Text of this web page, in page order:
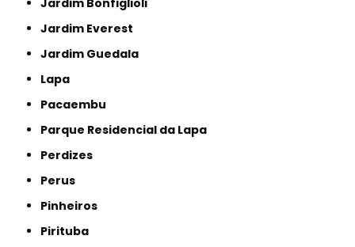
Jardim Bonfiglioli
Jardim Everest
Jardim Guedala
Lapa
Pacaembu
Parque Residencial da Lapa
Perdizes
Perus
Pinheiros
Pirituba